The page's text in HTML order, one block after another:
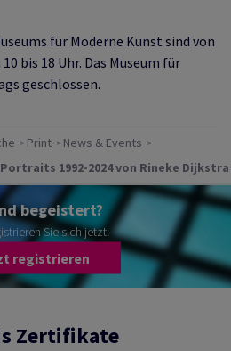
für Moderne Kunst sind von
bis 18 Uhr. Das Museum für
geschlossen.
Print News & Events
1992-2024 von Rineke Dijkstra
begeistert?
Sie sich jetzt!
registrieren
Zertifikate